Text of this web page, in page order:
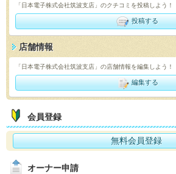
「日本電子株式会社筑波支店」のクチコミを投稿しよう！
投稿する
店舗情報
「日本電子株式会社筑波支店」の店舗情報を編集しよう！
編集する
会員登録
無料会員登録
オーナー申請